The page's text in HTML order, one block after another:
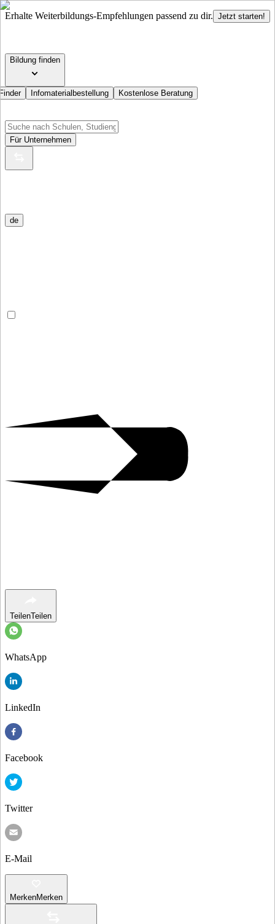
Erhalte Weiterbildungs-Empfehlungen passend zu dir. Jetzt starten!
Bildung finden
Infomaterialbestellung Kostenlose Beratung
Für Unternehmen
de
TeilenTeilen
WhatsApp
LinkedIn
Facebook
Twitter
E-Mail
MerkenMerken